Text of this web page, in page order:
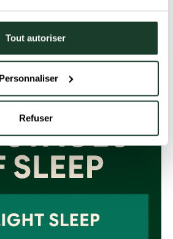
Tout autoriser
Personnaliser
Refuser
organisme plus résilient.
de Rêve